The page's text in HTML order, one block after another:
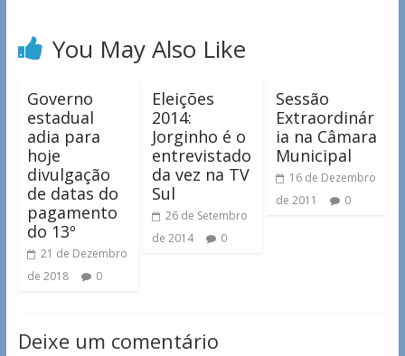
You May Also Like
Governo
estadual
adia para
hoje
divulgação
de datas do
pagamento
do 13º
21 de Dezembro
de 2018
0
Eleições
2014:
Jorginho é o
entrevistado
da vez na TV
Sul
26 de Setembro
de 2014
0
Sessão
Extraordinár
ia na Câmara
Municipal
16 de Dezembro
de 2011
0
Deixe um comentário